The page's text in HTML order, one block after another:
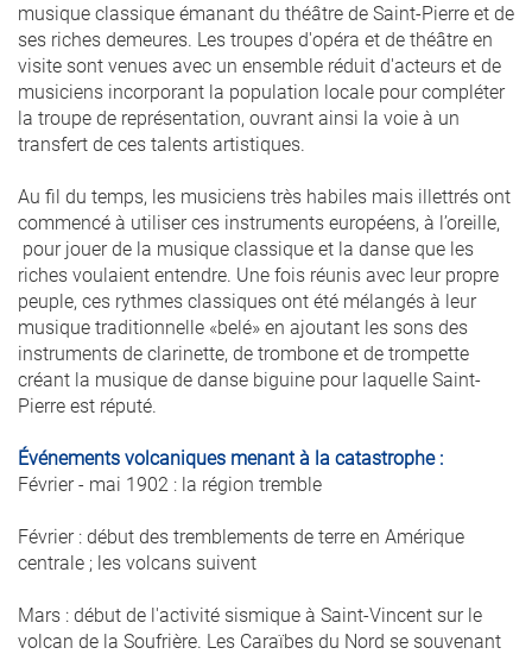
musique classique émanant du théâtre de Saint-Pierre et de
ses riches demeures. Les troupes d'opéra et de théâtre en
visite sont venues avec un ensemble réduit d'acteurs et de
musiciens incorporant la population locale pour compléter
la troupe de représentation, ouvrant ainsi la voie à un
transfert de ces talents artistiques.
Au fil du temps, les musiciens très habiles mais illettrés ont
commencé à utiliser ces instruments européens, à l’oreille,
pour jouer de la musique classique et la danse que les
riches voulaient entendre. Une fois réunis avec leur propre
peuple, ces rythmes classiques ont été mélangés à leur
musique traditionnelle «belé» en ajoutant les sons des
instruments de clarinette, de trombone et de trompette
créant la musique de danse biguine pour laquelle Saint-
Pierre est réputé.
Événements volcaniques menant à la catastrophe :
Février - mai 1902 : la région tremble
Février : début des tremblements de terre en Amérique
centrale ; les volcans suivent
Mars : début de l'activité sismique à Saint-Vincent sur le
volcan de la Soufrière. Les Caraïbes du Nord se souvenant